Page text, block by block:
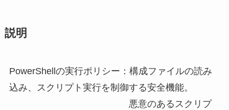
説明
PowerShellの実行ポリシー：構成ファイルの読み
込み、スクリプト実行を制御する安全機能。
悪意のあるスクリプ